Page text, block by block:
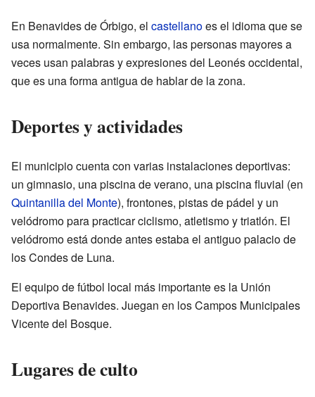
En Benavides de Órbigo, el castellanoes el idioma que se
usa normalmente. Sin embargo, las personas mayores a
veces usan palabras y expresiones del Leonés occidental,
que es una forma antigua de hablar de la zona.
Deportes y actividades
El municipio cuenta con varias instalaciones deportivas:
un gimnasio, una piscina de verano, una piscina fluvial (en
Quintanilla del Monte), frontones, pistas de pádel y un
velódromo para practicar ciclismo, atletismo y triatlón. El
velódromo está donde antes estaba el antiguo palacio de
los Condes de Luna.
El equipo de fútbol local más importante es la Unión
Deportiva Benavides. Juegan en los Campos Municipales
Vicente del Bosque.
Lugares de culto